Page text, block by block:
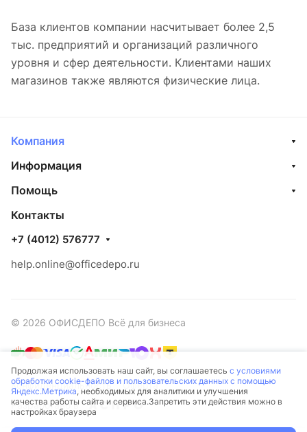
База клиентов компании насчитывает более 2,5
тыс. предприятий и организаций различного
уровня и сфер деятельности. Клиентами наших
магазинов также являются физические лица.
Компания
Информация
Помощь
Контакты
+7 (4012) 576777
help.online@officedepo.ru
© 2026 ОФИСДЕПО Всё для бизнеса
Конфиденциальность
Оферта
Разработано в
Продолжая использовать наш сайт, вы соглашаетесь с условиями
обработки cookie-файлов и пользовательских данных с помощью
Яндекс.Метрика, необходимых для аналитики и улучшения
качества работы сайта и сервиса.Запретить эти действия можно в
настройках браузера